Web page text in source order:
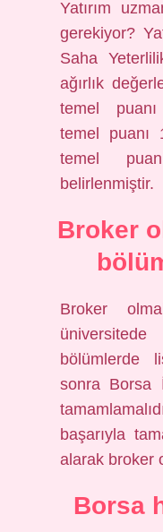
Yatırım
gerekiyor?
Saha
ağırlık
temel
temel puanı
temel
belirlenmiştir.
Broker
Broker
bölümlerde
sonra Borsa
başarıyla
alarak broker
Borsa